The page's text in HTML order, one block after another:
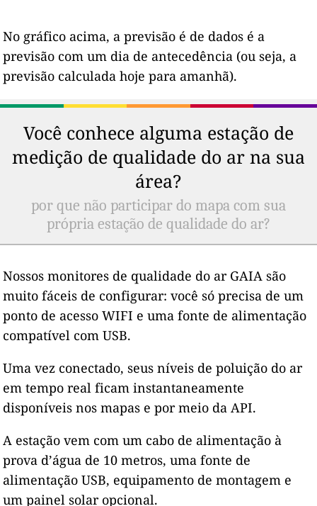
No gráfico acima, a previsão é de dados é a
previsão com um dia de antecedência (ou seja, a
previsão calculada hoje para amanhã).
Você conhece alguma estação de
medição de qualidade do ar na sua
área?
por que não participar do mapa com sua
própria estação de qualidade do ar?
Nossos monitores de qualidade do ar GAIA são
muito fáceis de configurar: você só precisa de um
ponto de acesso WIFI e uma fonte de alimentação
compatível com USB.
Uma vez conectado, seus níveis de poluição do ar
em tempo real ficam instantaneamente
disponíveis nos mapas e por meio da API.
A estação vem com um cabo de alimentação à
prova d’água de 10 metros, uma fonte de
alimentação USB, equipamento de montagem e
um painel solar opcional.